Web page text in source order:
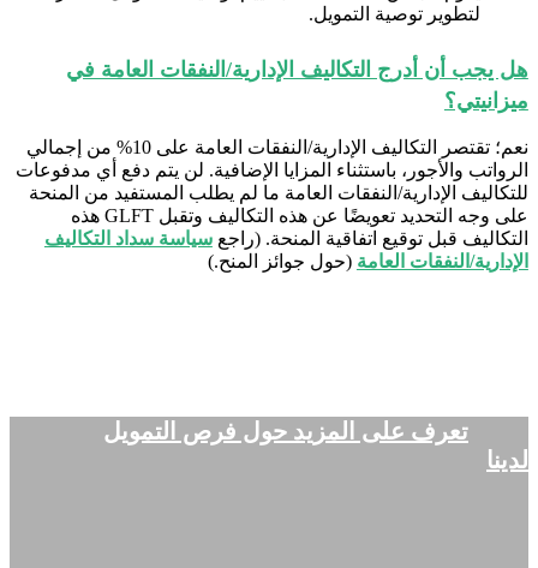
لتطوير توصية التمويل.
هل يجب أن أدرج التكاليف الإدارية/النفقات العامة في
ميزانيتي؟
نعم؛ تقتصر التكاليف الإدارية/النفقات العامة على 10% من إجمالي
الرواتب والأجور، باستثناء المزايا الإضافية. لن يتم دفع أي مدفوعات
للتكاليف الإدارية/النفقات العامة ما لم يطلب المستفيد من المنحة
على وجه التحديد تعويضًا عن هذه التكاليف وتقبل GLFT هذه
التكاليف قبل توقيع اتفاقية المنحة. (راجعسياسة سداد التكاليف
الإدارية/النفقات العامة (حول جوائز المنح.)
تعرف على المزيد حول فرص التمويل
لدينا